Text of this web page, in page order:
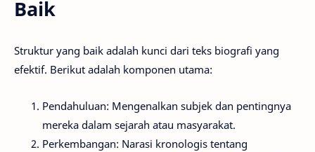
Baik
Struktur yang baik adalah kunci dari teks biografi yang
efektif. Berikut adalah komponen utama:
Pendahuluan: Mengenalkan subjek dan pentingnya
mereka dalam sejarah atau masyarakat.
Perkembangan: Narasi kronologis tentang